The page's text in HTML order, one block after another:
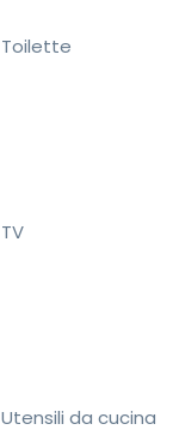
Toilette
TV
Utensili da cucina